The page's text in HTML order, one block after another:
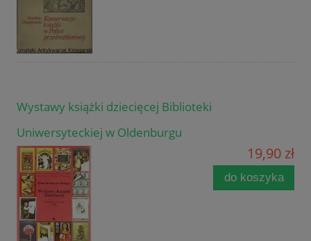
Wystawy książki dziecięcej Biblioteki
Uniwersyteckiej w Oldenburgu
19,90 zł
do koszyka